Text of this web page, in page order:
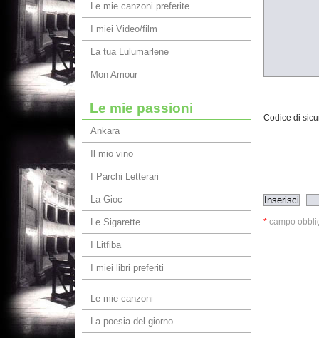
Codice di
* campo
Le mie canzoni preferite
I miei Video/film
La tua Lulumarlene
Mon Amour
Le mie passioni
Ankara
Il mio vino
I Parchi Letterari
La Gioc
Le Sigarette
I Litfiba
I miei libri preferiti
Le mie canzoni
La poesia del giorno